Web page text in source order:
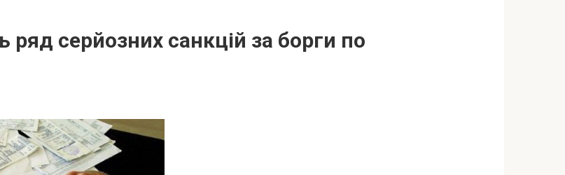
ряд серйозних санкцій за борги по